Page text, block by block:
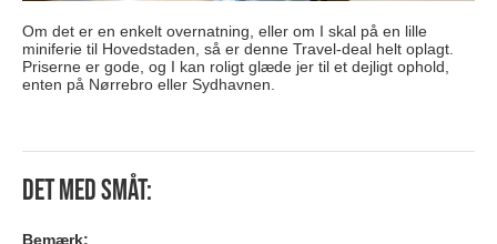
Om det er en enkelt overnatning, eller om I skal på en lille
miniferie til Hovedstaden, så er denne Travel-deal helt oplagt.
Priserne er gode, og I kan roligt glæde jer til et dejligt ophold,
enten på Nørrebro eller Sydhavnen.
Det med småt:
Bemærk: